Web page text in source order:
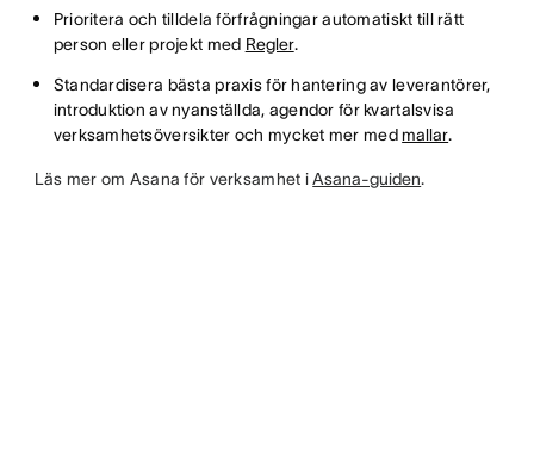
Prioritera och tilldela förfrågningar automatiskt till rätt
person eller projekt med Regler.
Standardisera bästa praxis för hantering av leverantörer,
introduktion av nyanställda, agendor för kvartalsvisa
verksamhetsöversikter och mycket mer medmallar.
Läs mer om Asana för verksamhet iAsana-guiden.